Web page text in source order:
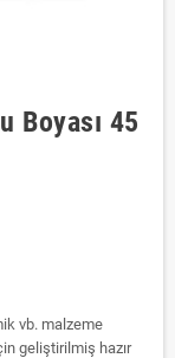
Boyası 45
vb. malzeme
geliştirilmiş hazır